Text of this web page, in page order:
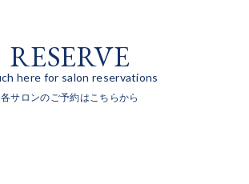
RESERVE
here for salon reservations
各サロンのご予約はこちらから